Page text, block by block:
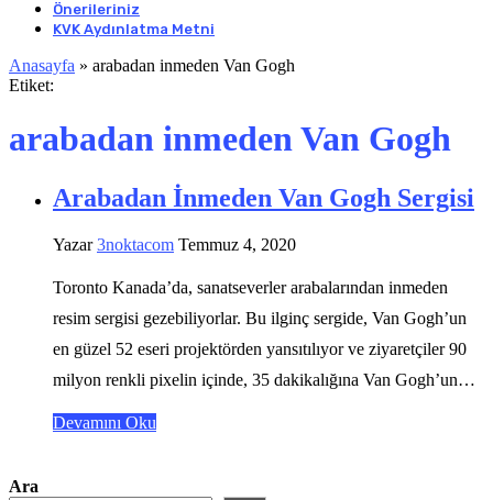
Önerileriniz
KVK Aydınlatma Metni
Anasayfa » arabadan inmeden Van Gogh
Etiket:
arabadan inmeden Van Gogh
Arabadan İnmeden Van Gogh Sergisi
Yazar3noktacom Temmuz 4, 2020
Toronto Kanada’da, sanatseverler arabalarından inmeden
resim sergisi gezebiliyorlar. Bu ilginç sergide, Van Gogh’un
en güzel 52 eseri projektörden yansıtılıyor ve ziyaretçiler 90
milyon renkli pixelin içinde, 35 dakikalığına Van Gogh’un…
Devamını Oku
Ara